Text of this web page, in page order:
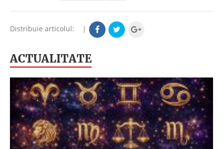
Distribuie articolul: |
ACTUALITATE